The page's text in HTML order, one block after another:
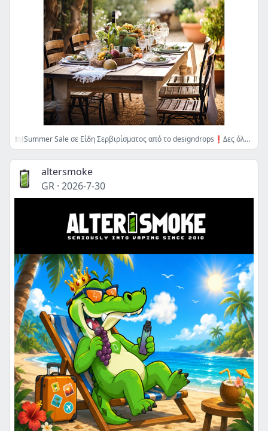
🍽️Summer Sale σε Είδη Σερβιρίσματος από το designdrops❗️Δες όλες τις κατηγορίες💛
altersmoke
GR · 2026-7-30